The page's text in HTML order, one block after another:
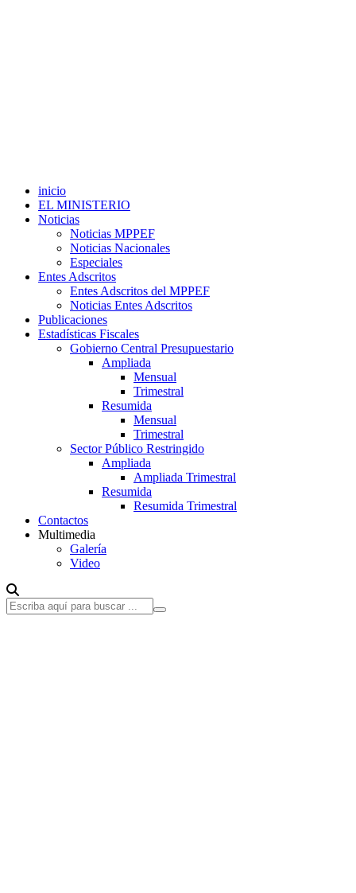
inicio
EL MINISTERIO
Noticias
Noticias MPPEF
Noticias Nacionales
Especiales
Entes Adscritos
Entes Adscritos del MPPEF
Noticias Entes Adscritos
Publicaciones
Estadísticas Fiscales
Gobierno Central Presupuestario
Ampliada
Mensual
Trimestral
Resumida
Mensual
Trimestral
Sector Público Restringido
Ampliada
Ampliada Trimestral
Resumida
Resumida Trimestral
Contactos
Multimedia
Galería
Video